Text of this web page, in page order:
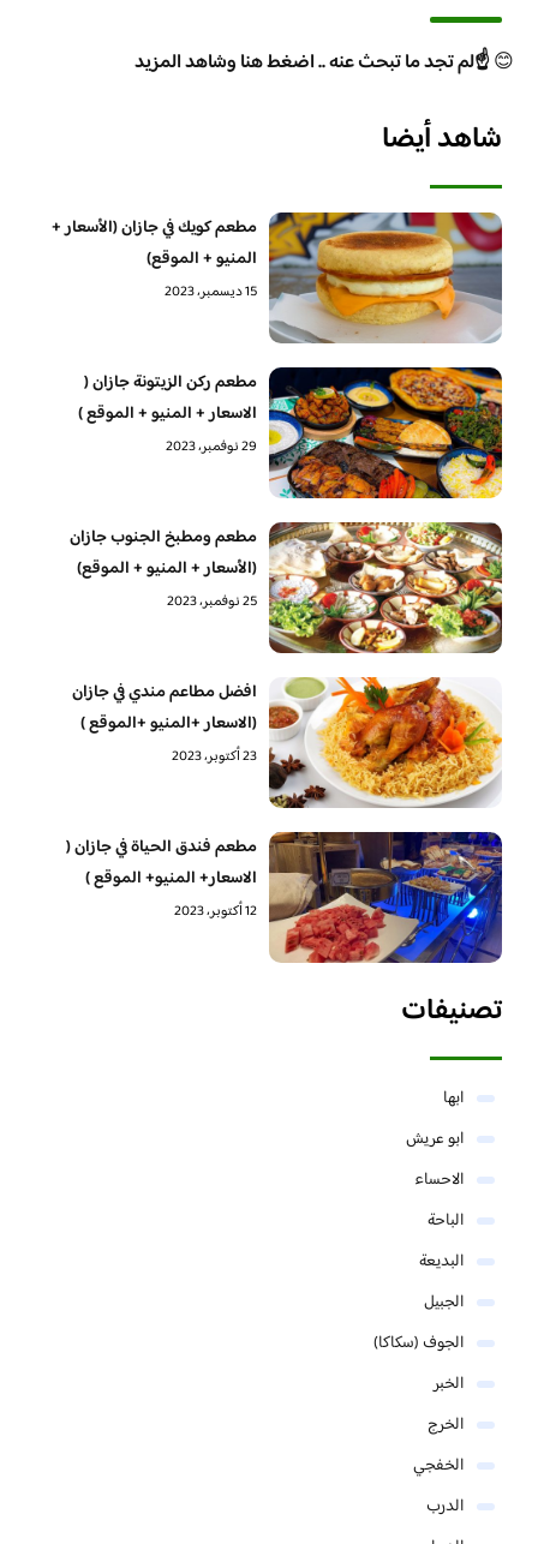
😊☝️لم تجد ما تبحث عنه .. اضغط هنا وشاهد المزيد
شاهد أيضا
مطعم كويك في جازان (الأسعار +
المنيو + الموقع)
15 ديسمبر، 2023
مطعم ركن الزيتونة جازان (
الاسعار + المنيو + الموقع )
29 نوفمبر، 2023
مطعم ومطبخ الجنوب جازان
(الأسعار + المنيو + الموقع)
25 نوفمبر، 2023
افضل مطاعم مندي في جازان
(الاسعار +المنيو +الموقع )
23 أكتوبر، 2023
مطعم فندق الحياة في جازان (
الاسعار+ المنيو+ الموقع )
12 أكتوبر، 2023
تصنيفات
ابها
ابو عريش
الاحساء
الباحة
البديعة
الجبيل
الجوف (سكاكا)
الخبر
الخرج
الخفجي
الدرب